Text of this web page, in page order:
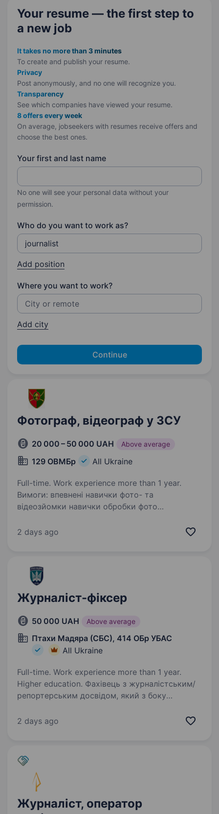
Your resume — the first step to
a new job
It takes no more than 3 minutes
To create and publish your resume.
Privacy
Post anonymously, and no one will recognize you.
Transparency
See which companies have viewed your resume.
8 offers every week
On average, jobseekers with resumes receive offers and
choose the best ones.
Your first and last name
No one will see your personal data without your
permission.
Who do you want to work as?
Add position
Where you want to work?
Add city
Continue
Фотограф, відеограф у ЗСУ
20 000 – 50 000 UAH Above average
129 ОВМБр All Ukraine
Full-time. Work experience more than 1 year.
Вимоги: впевнені навички фото- та
відеозйомки навички обробки фото
відео (DaVinci Resolve/Adobe Premiere Pro/Final
2 days ago
Журналіст-фіксер
50 000 UAH Above average
Птахи Мадяра (СБС), 414 ОБр УБАС
All Ukraine
Full-time. Work experience more than 1 year.
Higher education. Фахівець з журналістським/
репортерським досвідом, який з боку
організовувати зйомки. Обов’язки: комунікація
2 days ago
Журналіст, оператор